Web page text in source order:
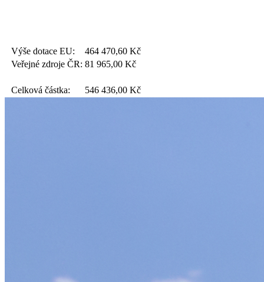
Výše dotace EU: 464 470,60 Kč
Veřejné zdroje ČR: 81 965,00 Kč
Celková částka: 546 436,00 Kč